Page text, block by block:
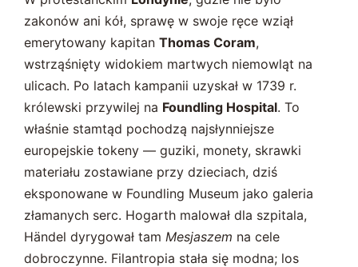
zakonów ani kół, sprawę w swoje ręce wziął
emerytowany kapitan Thomas Coram,
wstrząśnięty widokiem martwych niemowląt na
ulicach. Po latach kampanii uzyskał w 1739 r.
królewski przywilej na Foundling Hospital. To
właśnie stamtąd pochodzą najsłynniejsze
europejskie tokeny — guziki, monety, skrawki
materiału zostawiane przy dzieciach, dziś
eksponowane w Foundling Museum jako galeria
złamanych serc. Hogarth malował dla szpitala,
Händel dyrygował tam Mesjaszem na cele
dobroczynne. Filantropia stała się modna; los